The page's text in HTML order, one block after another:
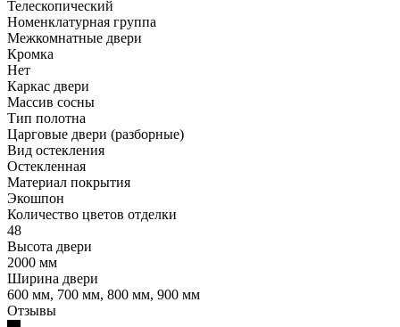
Телескопический
Номенклатурная группа
Межкомнатные двери
Кромка
Нет
Каркас двери
Массив сосны
Тип полотна
Царговые двери (разборные)
Вид остекления
Остекленная
Материал покрытия
Экошпон
Количество цветов отделки
48
Высота двери
2000 мм
Ширина двери
600 мм, 700 мм, 800 мм, 900 мм
Отзывы